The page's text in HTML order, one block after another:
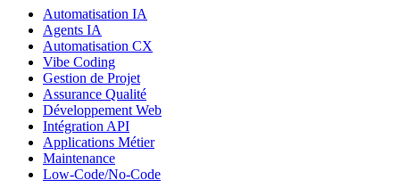
Automatisation IA
Agents IA
Automatisation CX
Vibe Coding
Gestion de Projet
Assurance Qualité
Développement Web
Intégration API
Applications Métier
Maintenance
Low-Code/No-Code